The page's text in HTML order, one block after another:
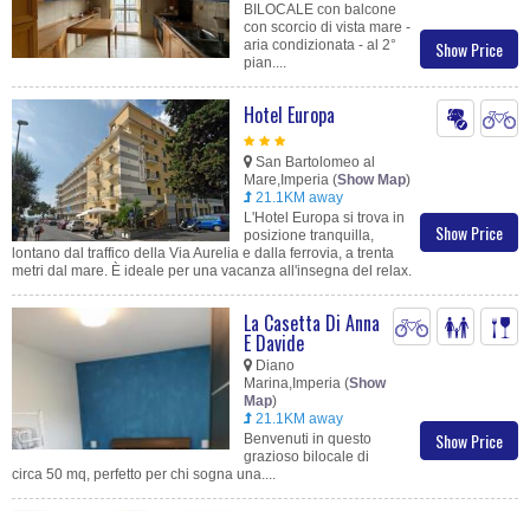
Show Price
BILOCALE con balcone
con scorcio di vista mare -
aria condizionata - al 2°
pian....
Show Price
Hotel Europa
San Bartolomeo al
Mare,Imperia (Show Map)
21.1KM away
L'Hotel Europa si trova in
posizione tranquilla,
lontano dal traffico della Via Aurelia e dalla ferrovia, a trenta
metri dal mare. È ideale per una vacanza all'insegna del relax.
Show Price
La Casetta Di Anna
E Davide
Diano
Marina,Imperia (Show
Map)
21.1KM away
Benvenuti in questo
grazioso bilocale di
circa 50 mq, perfetto per chi sogna una....